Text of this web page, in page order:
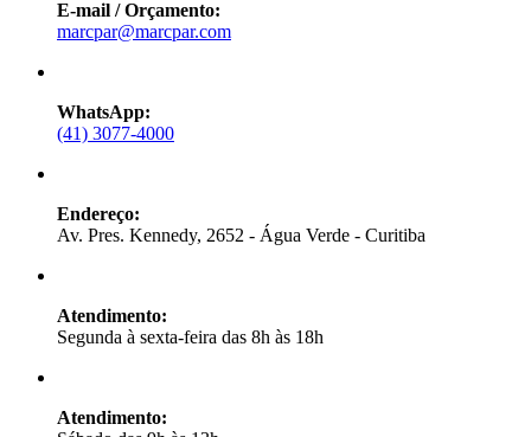
E-mail / Orçamento:
marcpar@marcpar.com
WhatsApp:
(41) 3077-4000
Endereço:
Av. Pres. Kennedy, 2652 - Água Verde - Curitiba
Atendimento:
Segunda à sexta-feira das 8h às 18h
Atendimento: